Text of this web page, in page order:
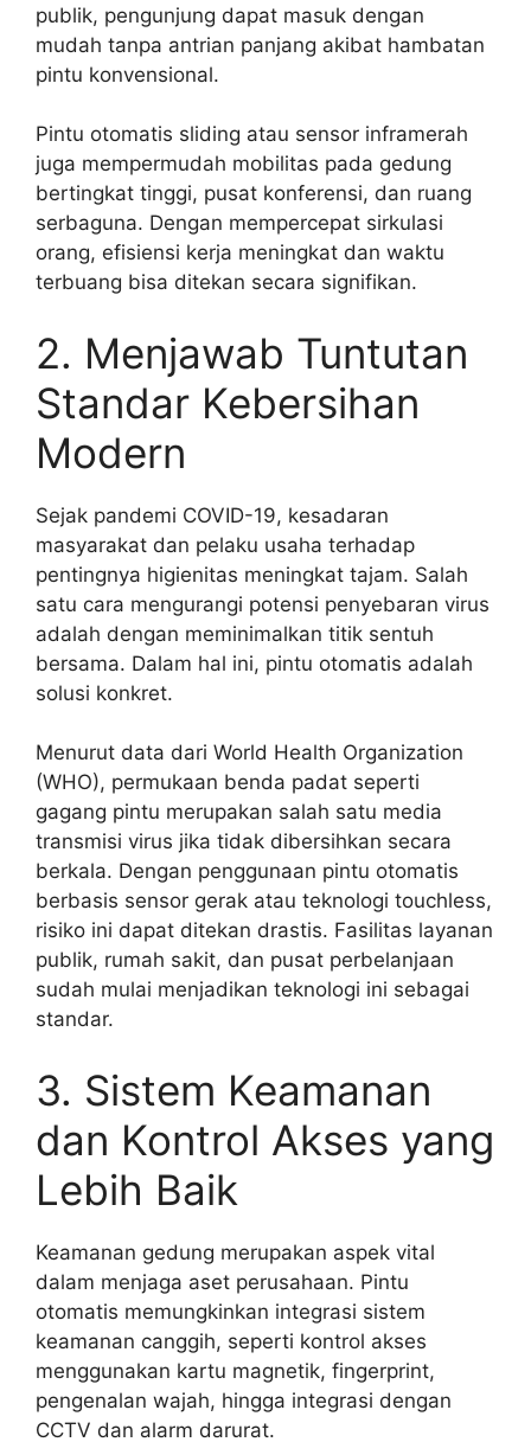
publik, pengunjung dapat masuk dengan
mudah tanpa antrian panjang akibat hambatan
pintu konvensional.
Pintu otomatis sliding atau sensor inframerah
juga mempermudah mobilitas pada gedung
bertingkat tinggi, pusat konferensi, dan ruang
serbaguna. Dengan mempercepat sirkulasi
orang, efisiensi kerja meningkat dan waktu
terbuang bisa ditekan secara signifikan.
2. Menjawab Tuntutan
Standar Kebersihan
Modern
Sejak pandemi COVID-19, kesadaran
masyarakat dan pelaku usaha terhadap
pentingnya higienitas meningkat tajam. Salah
satu cara mengurangi potensi penyebaran virus
adalah dengan meminimalkan titik sentuh
bersama. Dalam hal ini, pintu otomatis adalah
solusi konkret.
Menurut data dari World Health Organization
(WHO), permukaan benda padat seperti
gagang pintu merupakan salah satu media
transmisi virus jika tidak dibersihkan secara
berkala. Dengan penggunaan pintu otomatis
berbasis sensor gerak atau teknologi touchless,
risiko ini dapat ditekan drastis. Fasilitas layanan
publik, rumah sakit, dan pusat perbelanjaan
sudah mulai menjadikan teknologi ini sebagai
standar.
3. Sistem Keamanan
dan Kontrol Akses yang
Lebih Baik
Keamanan gedung merupakan aspek vital
dalam menjaga aset perusahaan. Pintu
otomatis memungkinkan integrasi sistem
keamanan canggih, seperti kontrol akses
menggunakan kartu magnetik, fingerprint,
pengenalan wajah, hingga integrasi dengan
CCTV dan alarm darurat.